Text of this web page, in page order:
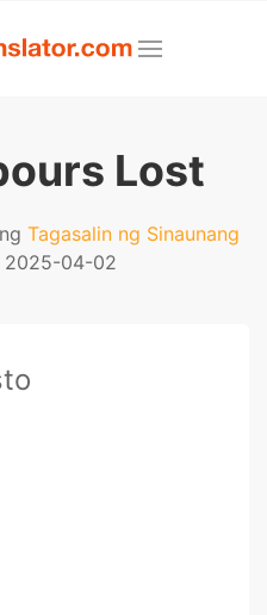
Lost
Tagasalin ng Sinaunang
2025-04-02